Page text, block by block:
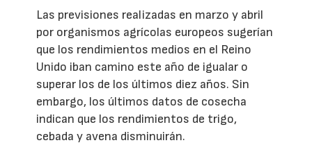
Las previsiones realizadas en marzo y abril
por organismos agrícolas europeos sugerían
que los rendimientos medios en el Reino
Unido iban camino este año de igualar o
superar los de los últimos diez años. Sin
embargo, los últimos datos de cosecha
indican que los rendimientos de trigo,
cebada y avena disminuirán.